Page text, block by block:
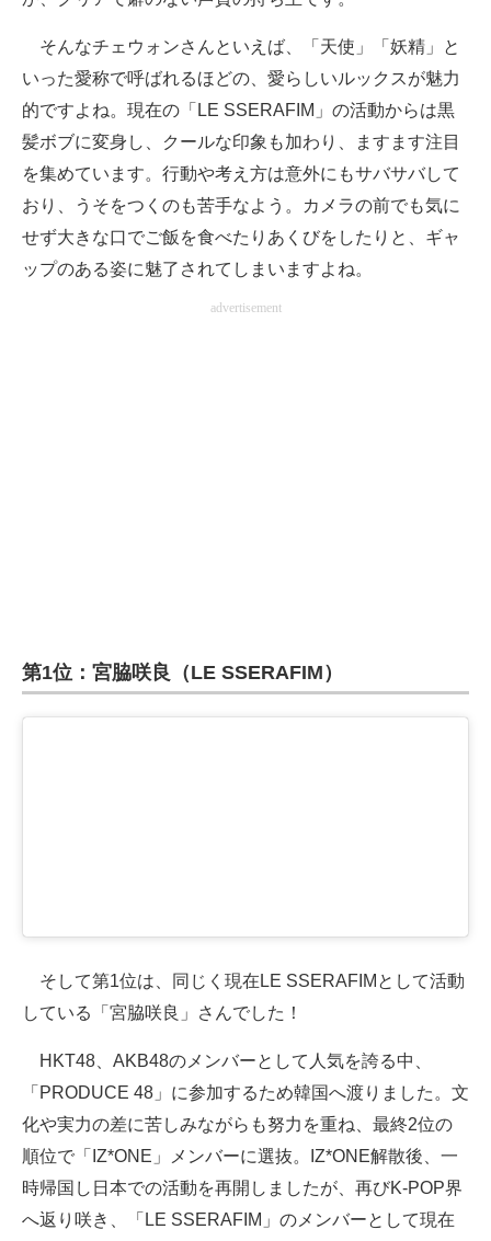
そんなチェウォンさんといえば、「天使」「妖精」と
いった愛称で呼ばれるほどの、愛らしいルックスが魅力
的ですよね。現在の「LE SSERAFIM」の活動からは黒
髪ボブに変身し、クールな印象も加わり、ますます注目
を集めています。行動や考え方は意外にもサバサバして
おり、うそをつくのも苦手なよう。カメラの前でも気に
せず大きな口でご飯を食べたりあくびをしたりと、ギャ
ップのある姿に魅了されてしまいますよね。
advertisement
第1位：宮脇咲良（LE SSERAFIM）
そして第1位は、同じく現在LE SSERAFIMとして活動
している「宮脇咲良」さんでした！
HKT48、AKB48のメンバーとして人気を誇る中、
「PRODUCE 48」に参加するため韓国へ渡りました。文
化や実力の差に苦しみながらも努力を重ね、最終2位の
順位で「IZ*ONE」メンバーに選抜。IZ*ONE解散後、一
時帰国し日本での活動を再開しましたが、再びK-POP界
へ返り咲き、「LE SSERAFIM」のメンバーとして現在